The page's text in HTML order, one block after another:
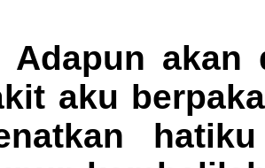
Adapun akan
aku